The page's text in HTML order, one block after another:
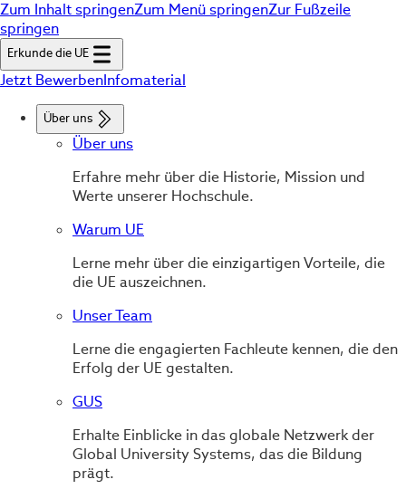
Zum Inhalt springenZum Menü springenZur Fußzeile
springen
Erkunde die UE
Jetzt BewerbenInfomaterial
Über uns
Über uns
Erfahre mehr über die Historie, Mission und
Werte unserer Hochschule.
Warum UE
Lerne mehr über die einzigartigen Vorteile, die
die UE auszeichnen.
Unser Team
Lerne die engagierten Fachleute kennen, die den
Erfolg der UE gestalten.
GUS
Erhalte Einblicke in das globale Netzwerk der
Global University Systems, das die Bildung
prägt.